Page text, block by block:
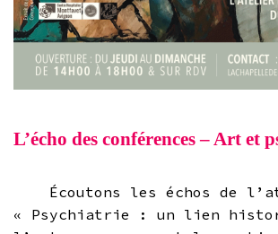
L’écho des conférences – Art et
Écoutons les échos de
« Psychiatrie : un lien